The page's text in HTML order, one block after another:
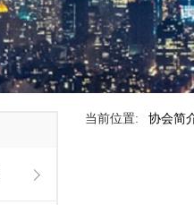
当前位置: 协会简